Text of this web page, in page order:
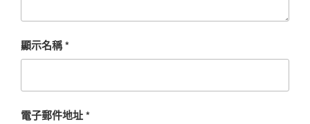
顯示名稱*
電子郵件地址*